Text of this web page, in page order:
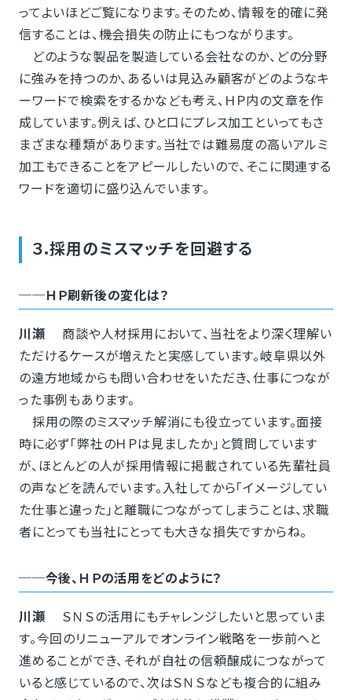
ってよいほどご覧になります。そのため、情報を的確に発
信することは、機会損失の防止にもつながります。
どのような製品を製造している会社なのか、どの分野
に強みを持つのか、あるいは見込み顧客がどのようなキ
ーワードで検索をするかなども考え、ＨＰ内の文章を作
成しています。例えば、ひと口にプレス加工といってもさ
まざまな種類があります。当社では難易度の高いアルミ
加工もできることをアピールしたいので、そこに関連する
ワードを適切に盛り込んでいます。
３.採用のミスマッチを回避する
──ＨＰ刷新後の変化は？
川瀬 商談や人材採用において、当社をより深く理解い
ただけるケースが増えたと実感しています。岐阜県以外
の遠方地域からも問い合わせをいただき、仕事につなが
った事例もあります。
採用の際のミスマッチ解消にも役立っています。面接
時に必ず「弊社のＨＰは見ましたか」と質問しています
が、ほとんどの人が採用情報に掲載されている先輩社員
の声などを読んでいます。入社してから「イメージしてい
た仕事と違った」と離職につながってしまうことは、求職
者にとっても当社にとっても大きな損失ですからね。
──今後、ＨＰの活用をどのように？
川瀬 ＳＮＳの活用にもチャレンジしたいと思っていま
す。今回のリニューアルでオンライン戦略を一歩前へと
進めることができ、それが自社の信頼醸成につながって
いると感じているので、次はＳＮＳなども複合的に組み